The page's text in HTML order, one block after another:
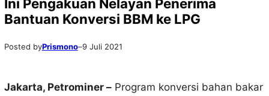
Ini Pengakuan Nelayan Penerima
Bantuan Konversi BBM ke LPG
Posted byPrismono–9 Juli 2021
Jakarta, Petrominer –Program konversi bahan bakar